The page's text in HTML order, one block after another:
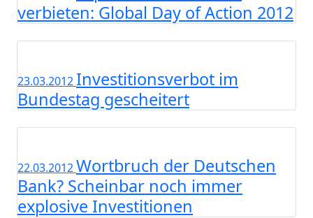
verbieten: Global Day of Action 2012
23.03.2012 Investitionsverbot im
Bundestag gescheitert
22.03.2012Wortbruch der Deutschen
Bank? Scheinbar noch immer
explosive Investitionen